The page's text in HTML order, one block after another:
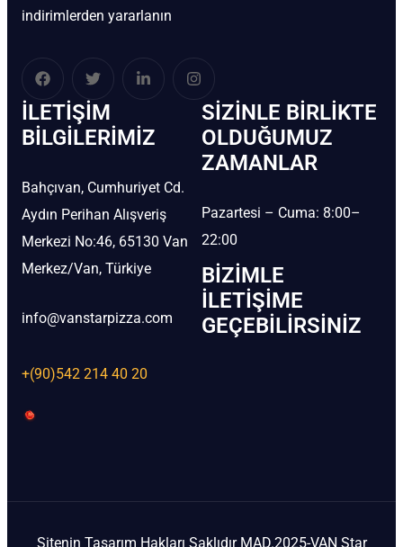
indirimlerden yararlanın
İLETIŞIM
BİLGILERIMIZ
Bahçıvan, Cumhuriyet Cd.
Aydın Perihan Alışveriş
Merkezi No:46, 65130 Van
Merkez/Van, Türkiye
info@vanstarpizza.com
+(90)542 214 40 20
SIZINLE BIRLIKTE
OLDUĞUMUZ
ZAMANLAR
Pazartesi – Cuma: 8:00–
22:00
BIZIMLE
İLETIŞIME
GEÇEBILIRSINIZ
Sitenin Tasarım Hakları Saklıdır MAD.2025-VAN Star